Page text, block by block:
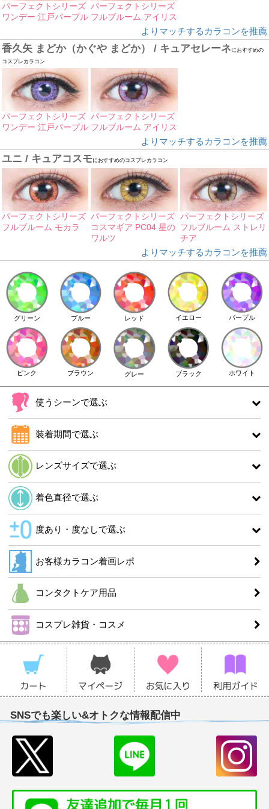
パーフェクトシリーズ
ワンデー 江戸パープル
パーフェクトシリーズ
フルブルーム アイリス
よりマッチするカラコンを推薦
香久矢 まどか（かぐや まどか） / キュアセレーネにおすすめの
コスプレカラコン
パーフェクトシリーズ
ワンデー 江戸パープル
パーフェクトシリーズ
フルブルーム アイリス
よりマッチするカラコンを推薦
ユニ / キュアコスモにおすすめのコスプレカラコン
パーフェクトシリーズ
フルブルーム モカラ
パーフェクトシリーズ
コスマギア PC04 星の
ワルツ
パーフェクトシリーズ
フルブルーム ストレリ
チア
よりマッチするカラコンを推薦
グリーン ブルー レッド イエロー パープル
ピンク ブラウン グレー ブラック ホワイト
使うシーンで選ぶ
装着期間で選ぶ
レンズサイズで選ぶ
着色直径で選ぶ
度あり・度なしで選ぶ
お客様カラコン着画レポ
コンタクトケア用品
コスプレ雑貨・コスメ
SNSでも楽しい&オトクな情報配信中